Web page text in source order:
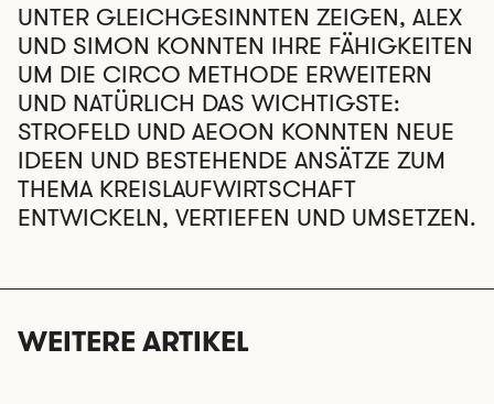
UNTER GLEICHGESINNTEN ZEIGEN, ALEX
UND SIMON KONNTEN IHRE FÄHIGKEITEN
UM DIE CIRCO METHODE ERWEITERN
UND NATÜRLICH DAS WICHTIGSTE:
STROFELD UND AEOON KONNTEN NEUE
IDEEN UND BESTEHENDE ANSÄTZE ZUM
THEMA KREISLAUFWIRTSCHAFT
ENTWICKELN, VERTIEFEN UND UMSETZEN.
WEITERE ARTIKEL